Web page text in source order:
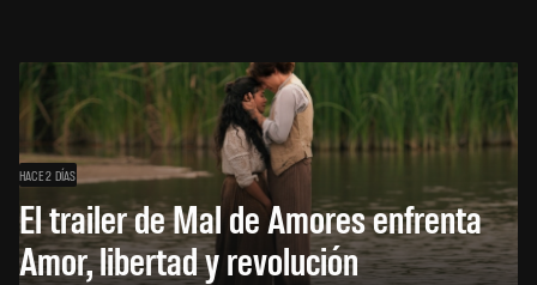
HACE 2 DÍAS
El trailer de Mal de Amores enfrenta
Amor, libertad y revolución